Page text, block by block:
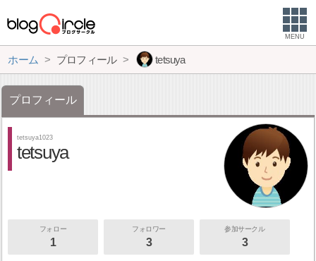
MENU
ホーム プロフィール tetsuya
プロフィール
tetsuya1023
tetsuya
フォロー
1
フォロワー
3
参加サークル
3